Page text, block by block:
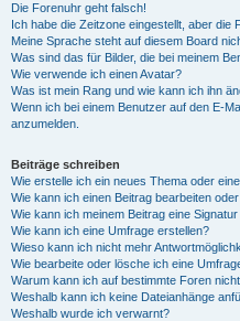
Die Forenuhr geht falsch!
Ich habe die Zeitzone eingestellt, aber die
Meine Sprache steht auf diesem Board
Was sind das für Bilder, die bei meinem
Wie verwende ich einen Avatar?
Was ist mein Rang und wie kann ich ihn
Wenn ich bei einem Benutzer auf den E-
anzumelden.
Beiträge schreiben
Wie erstelle ich ein neues Thema oder
Wie kann ich einen Beitrag bearbeiten
Wie kann ich meinem Beitrag eine
Wie kann ich eine Umfrage erstellen?
Wieso kann ich nicht mehr
Wie bearbeite oder lösche ich eine
Warum kann ich auf bestimmte Foren
Weshalb kann ich keine Dateianhänge
Weshalb wurde ich verwarnt?